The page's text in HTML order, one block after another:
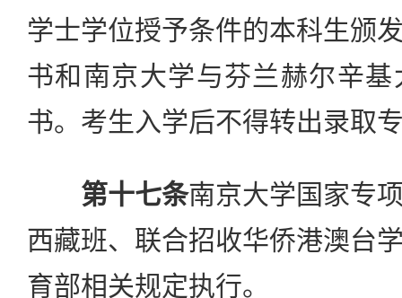
学士学位授予条件的本科生颁
书和南京大学与芬兰赫尔辛
书。考生入学后不得转出录取
第十七条南京大学国家专
西藏班、联合招收华侨港澳台
育部相关规定执行。